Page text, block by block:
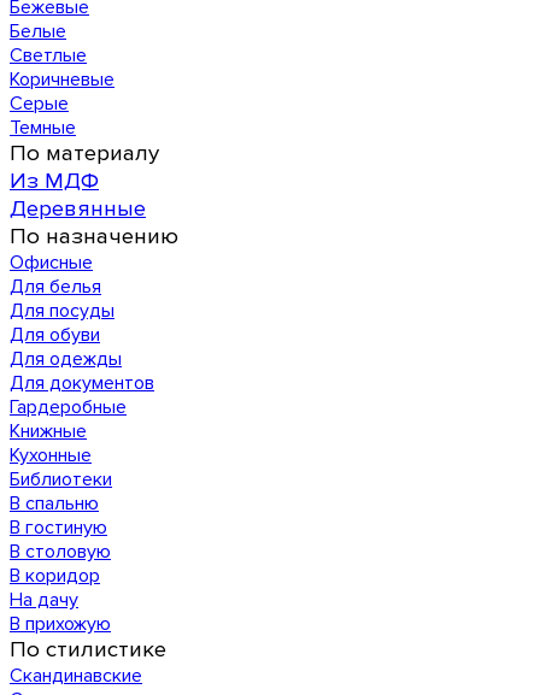
Бежевые
Белые
Светлые
Коричневые
Серые
Темные
По материалу
Из МДФ
Деревянные
По назначению
Офисные
Для белья
Для посуды
Для обуви
Для одежды
Для документов
Гардеробные
Книжные
Кухонные
Библиотеки
В спальню
В гостиную
В столовую
В коридор
На дачу
В прихожую
По стилистике
Скандинавские